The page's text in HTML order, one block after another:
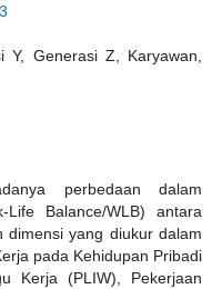
Y, Generasi Z, Karyawan,
perbedaan dalam
Life Balance/WLB) antara
yang diukur dalam
pada Kehidupan Pribadi
Kerja (PLIW), Pekerjaan